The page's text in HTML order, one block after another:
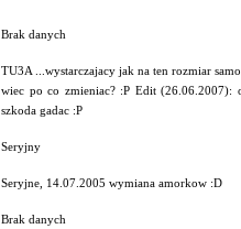
Brak danych
TU3A ...wystarczajacy jak na ten rozmiar
wiec po co zmieniac? :P Edit
szkoda gadac :P
Seryjny
Seryjne, 14.07.2005 wymiana amorkow :D
Brak danych